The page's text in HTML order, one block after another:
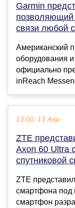
Garmin
позволяющий
связи любой
Американский
оборудования
официально
inReach
13:00, 13 Апр
ZTE
Axon 60 Ultra
спутниковой
ZTE
смартфона под
смартфон